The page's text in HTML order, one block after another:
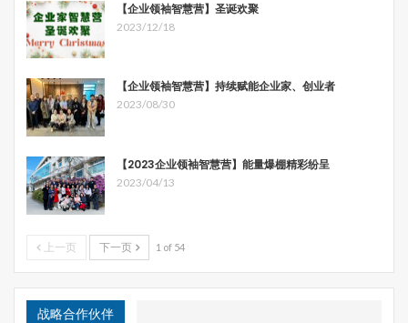
【企业领袖智慧营】圣诞欢聚
2023/12/18
【企业领袖智慧营】持续赋能企业家、创业者
2023/08/30
【2023企业领袖智慧营】能量爆棚精彩纷呈
2023/04/13
上一页 下一页 1 of 54
战略合作伙伴